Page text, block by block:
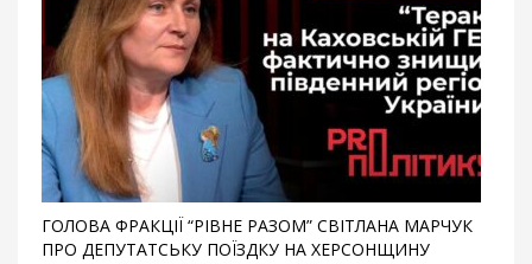
ГОЛОВА ФРАКЦІЇ “РІВНЕ РАЗОМ” СВІТЛАНА МАРЧУК
ПРО ДЕПУТАТСЬКУ ПОЇЗДКУ НА ХЕРСОНЩИНУ